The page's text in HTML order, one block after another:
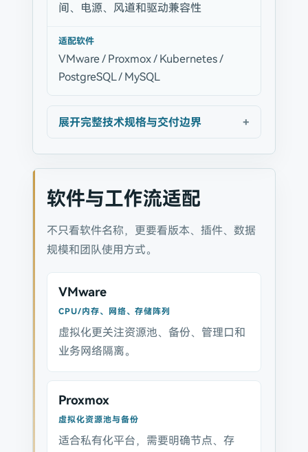
间、电源、风道和驱动兼容性
适配软件
VMware / Proxmox / Kubernetes /
PostgreSQL / MySQL
展开完整技术规格与交付边界
软件与工作流适配
不只看软件名称，更要看版本、插件、数据
规模和团队使用方式。
VMware
CPU/内存、网络、存储阵列
虚拟化更关注资源池、备份、管理口和
业务网络隔离。
Proxmox
虚拟化资源池与备份
适合私有化平台，需要明确节点、存